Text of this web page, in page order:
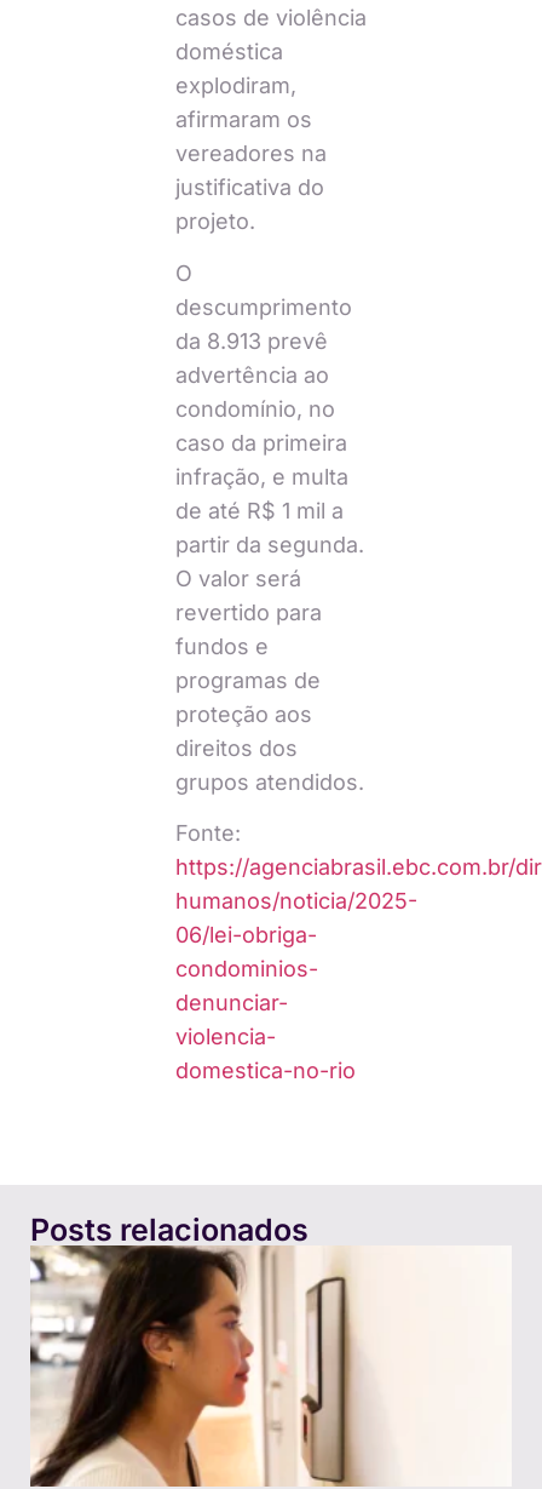
casos de violência
doméstica
explodiram,
afirmaram os
vereadores na
justificativa do
projeto.
O
descumprimento
da 8.913 prevê
advertência ao
condomínio, no
caso da primeira
infração, e multa
de até R$ 1 mil a
partir da segunda.
O valor será
revertido para
fundos e
programas de
proteção aos
direitos dos
grupos atendidos.
Fonte:
https://agenciabrasil.ebc.com.br/
humanos/noticia/2025-
06/lei-obriga-
condominios-
denunciar-
violencia-
domestica-no-rio
Posts relacionados